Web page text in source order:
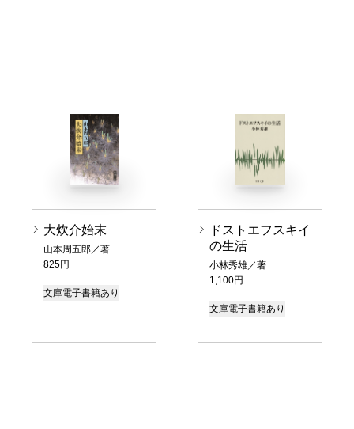
大炊介始末
山本周五郎／著
825円
文庫電子書籍あり
ドストエフスキイ
の生活
小林秀雄／著
1,100円
文庫電子書籍あり